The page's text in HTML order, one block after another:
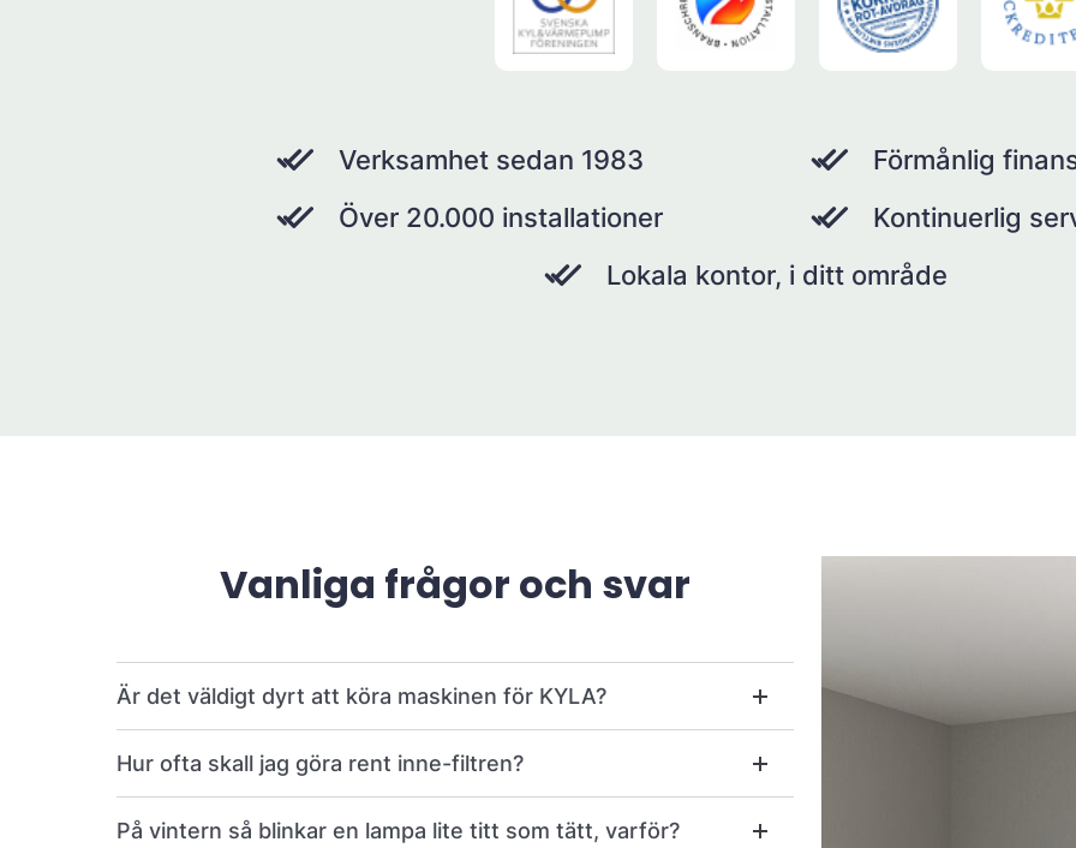
Verksamhet sedan 1983
Förmånlig
Över 20.000 installationer
Kontinuerlig
Lokala kontor, i ditt område
Vanliga frågor och svar
Är det väldigt dyrt att köra maskinen för KYLA?
Hur ofta skall jag göra rent inne-filtren?
På vintern så blinkar en lampa lite titt som tätt, varför?